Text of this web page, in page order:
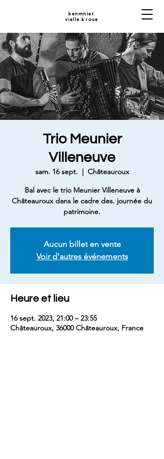
benmnier.
vielle à roue
Trio Meunier
Villeneuve
sam. 16 sept.
  |
Châteauroux
Bal avec le trio Meunier Villeneuve à
Châteauroux dans le cadre des. journée du
patrimoine.
Aucun billet en vente
Voir d'autres événements
Heure et lieu
16 sept. 2023, 21:00 – 23:55
Châteauroux, 36000 Châteauroux, France